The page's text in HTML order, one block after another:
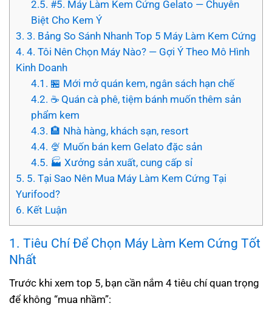
2.5. #5. Máy Làm Kem Cứng Gelato — Chuyên
Biệt Cho Kem Ý
3. 3. Bảng So Sánh Nhanh Top 5 Máy Làm Kem Cứng
4. 4. Tôi Nên Chọn Máy Nào? — Gợi Ý Theo Mô Hình
Kinh Doanh
4.1. 🏪 Mới mở quán kem, ngân sách hạn chế
4.2. ☕ Quán cà phê, tiệm bánh muốn thêm sản
phẩm kem
4.3. 🏨 Nhà hàng, khách sạn, resort
4.4. 🍨 Muốn bán kem Gelato đặc sản
4.5. 🏭 Xưởng sản xuất, cung cấp sỉ
5. 5. Tại Sao Nên Mua Máy Làm Kem Cứng Tại
Yurifood?
6. Kết Luận
1. Tiêu Chí Để Chọn Máy Làm Kem Cứng Tốt
Nhất
Trước khi xem top 5, bạn cần nắm 4 tiêu chí quan trọng
để không “mua nhầm”: